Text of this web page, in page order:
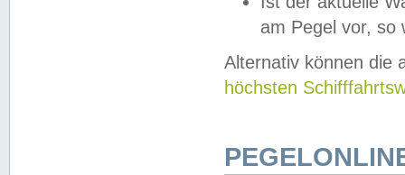
am Pegel vor,
Alternativ können die
höchsten